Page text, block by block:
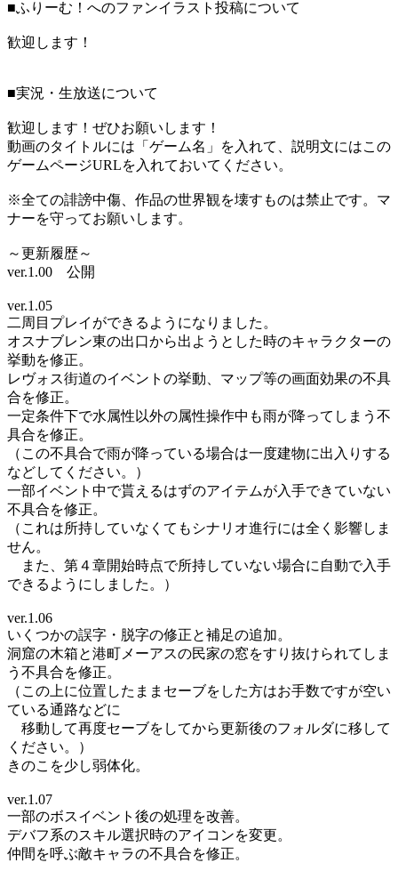
■ふりーむ！へのファンイラスト投稿について
歓迎します！
■実況・生放送について
歓迎します！ぜひお願いします！
動画のタイトルには「ゲーム名」を入れて、説明文にはこの
ゲームページURLを入れておいてください。
※全ての誹謗中傷、作品の世界観を壊すものは禁止です。マ
ナーを守ってお願いします。
～更新履歴～
ver.1.00 公開
ver.1.05
二周目プレイができるようになりました。
オスナブレン東の出口から出ようとした時のキャラクターの
挙動を修正。
レヴォス街道のイベントの挙動、マップ等の画面効果の不具
合を修正。
一定条件下で水属性以外の属性操作中も雨が降ってしまう不
具合を修正。
（この不具合で雨が降っている場合は一度建物に出入りする
などしてください。）
一部イベント中で貰えるはずのアイテムが入手できていない
不具合を修正。
（これは所持していなくてもシナリオ進行には全く影響しま
せん。
また、第４章開始時点で所持していない場合に自動で入手
できるようにしました。）
ver.1.06
いくつかの誤字・脱字の修正と補足の追加。
洞窟の木箱と港町メーアスの民家の窓をすり抜けられてしま
う不具合を修正。
（この上に位置したままセーブをした方はお手数ですが空い
ている通路などに
移動して再度セーブをしてから更新後のフォルダに移して
ください。）
きのこを少し弱体化。
ver.1.07
一部のボスイベント後の処理を改善。
デバフ系のスキル選択時のアイコンを変更。
仲間を呼ぶ敵キャラの不具合を修正。